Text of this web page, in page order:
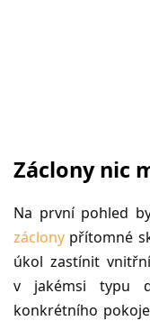
Záclony nic
Na první pohled
záclony přítomné
úkol zastínit
v jakémsi typu
konkrétního